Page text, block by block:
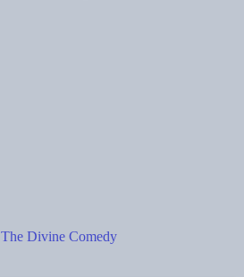
The Divine Comedy